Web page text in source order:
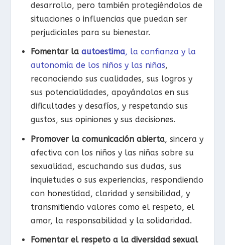
desarrollo, pero también protegiéndolos de
situaciones o influencias que puedan ser
perjudiciales para su bienestar.
Fomentar laautoestima, la confianza y la
autonomía de los niños y las niñas,
reconociendo sus cualidades, sus logros y
sus potencialidades, apoyándolos en sus
dificultades y desafíos, y respetando sus
gustos, sus opiniones y sus decisiones.
Promover la comunicación abierta, sincera y
afectiva con los niños y las niñas sobre su
sexualidad, escuchando sus dudas, sus
inquietudes o sus experiencias, respondiendo
con honestidad, claridad y sensibilidad, y
transmitiendo valores como el respeto, el
amor, la responsabilidad y la solidaridad.
Fomentar el respeto a la diversidad sexual